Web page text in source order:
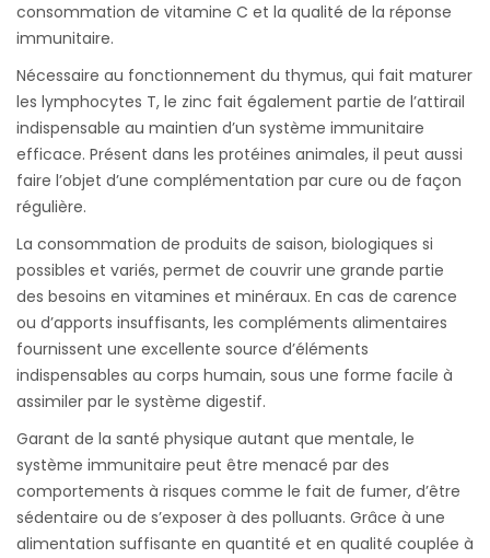
consommation de vitamine C et la qualité de la réponse
immunitaire.
Nécessaire au fonctionnement du thymus, qui fait maturer
les lymphocytes T, le zinc fait également partie de l’attirail
indispensable au maintien d’un système immunitaire
efficace. Présent dans les protéines animales, il peut aussi
faire l’objet d’une complémentation par cure ou de façon
régulière.
La consommation de produits de saison, biologiques si
possibles et variés, permet de couvrir une grande partie
des besoins en vitamines et minéraux. En cas de carence
ou d’apports insuffisants, les compléments alimentaires
fournissent une excellente source d’éléments
indispensables au corps humain, sous une forme facile à
assimiler par le système digestif.
Garant de la santé physique autant que mentale, le
système immunitaire peut être menacé par des
comportements à risques comme le fait de fumer, d’être
sédentaire ou de s’exposer à des polluants. Grâce à une
alimentation suffisante en quantité et en qualité couplée à